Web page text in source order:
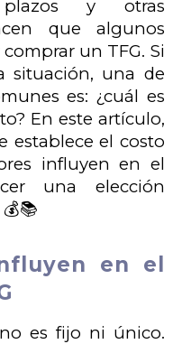
y otras
que algunos
un TFG. Si
situación, una de
es: ¿cuál es
En este artículo,
establece el costo
influyen en el
una elección
en el
es fijo ni único.